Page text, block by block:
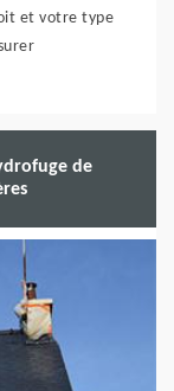
et votre type
de